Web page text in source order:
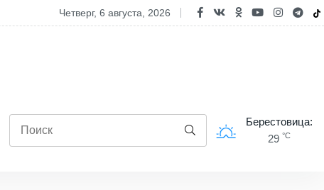
изменилось в правилах получения пособия по уходу
четверг, 6 августа, 2026
Берестовица:
29 °C